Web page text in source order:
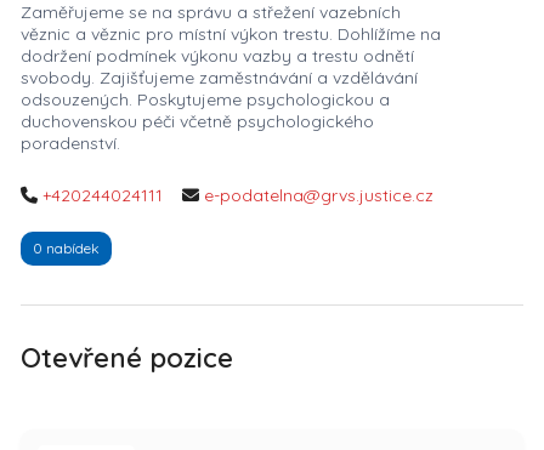
Zaměřujeme se na správu a střežení vazebních
věznic a věznic pro místní výkon trestu. Dohlížíme na
dodržení podmínek výkonu vazby a trestu odnětí
svobody. Zajišťujeme zaměstnávání a vzdělávání
odsouzených. Poskytujeme psychologickou a
duchovenskou péči včetně psychologického
poradenství.
+420244024111 e-podatelna@grvs.justice.cz
0 nabídek
Otevřené pozice